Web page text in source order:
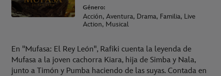
Género:
Acción, Aventura, Drama, Familia, Live
Action, Musical
En "Mufasa: El Rey León", Rafiki cuenta la leyenda de
Mufasa a la joven cachorra Kiara, hija de Simba y Nala,
junto a Timón y Pumba haciendo de las suyas. Contada en